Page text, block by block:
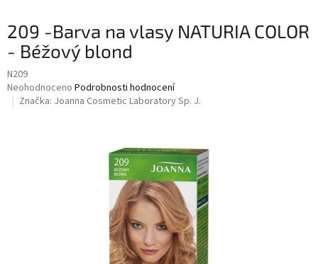
209 -Barva na vlasy NATURIA COLOR
- Béžový blond
N209
Průměrné
hodnocení
Neohodnoceno Podrobnosti hodnocení
Značka: Joanna Cosmetic Laboratory Sp. J.